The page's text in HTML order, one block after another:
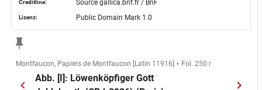
Creditline: Source gallica.bnf.fr / BnF
Lizenz: Public Domain Mark 1.0
Montfaucon, Papiers de Montfaucon [Latin 11916] Fol. 250 r
Abb. [I]: Löwenköpfiger Gott